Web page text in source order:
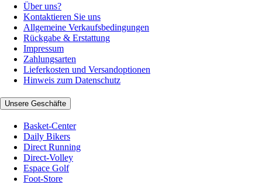
Über uns?
Kontaktieren Sie uns
Allgemeine Verkaufsbedingungen
Rückgabe & Erstattung
Impressum
Zahlungsarten
Lieferkosten und Versandoptionen
Hinweis zum Datenschutz
Unsere Geschäfte
Basket-Center
Daily Bikers
Direct Running
Direct-Volley
Espace Golf
Foot-Store